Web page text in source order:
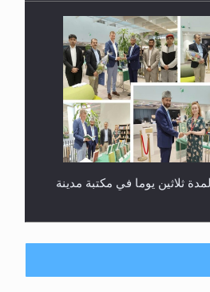
ثلاثين يوما في مكتبة مدينة